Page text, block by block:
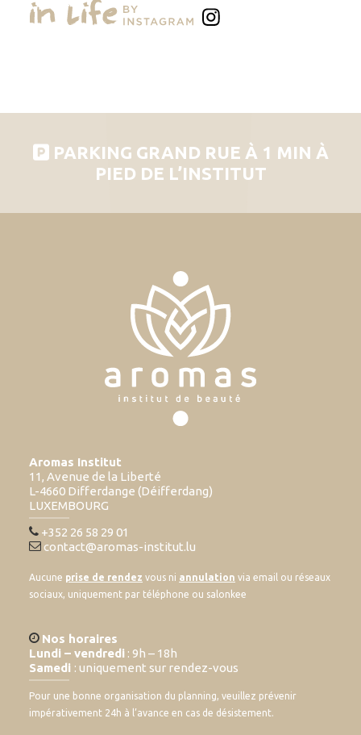
PARKING GRAND RUE À 1 MIN À
PIED DE L’INSTITUT
Aromas Institut
11, Avenue de la Liberté
L-4660 Differdange (Déifferdang)
LUXEMBOURG
+352 26 58 29 01
contact@aromas-institut.lu
Aucune prise de rendez vous ni annulation via email ou réseaux
sociaux, uniquement par téléphone ou salonkee
Nos horaires
Lundi – vendredi : 9h – 18h
Samedi : uniquement sur rendez-vous
Pour une bonne organisation du planning, veuillez prévenir
impérativement 24h à l’avance en cas de désistement.